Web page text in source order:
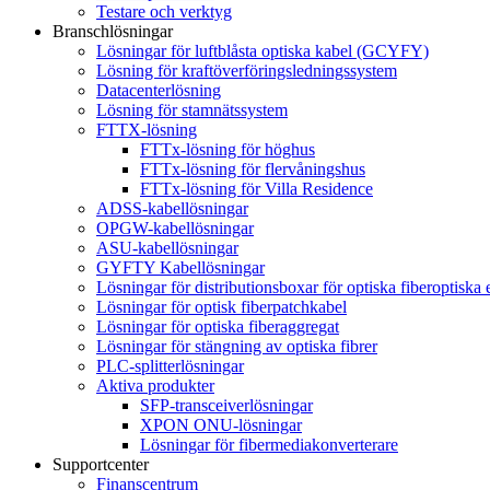
Testare och verktyg
Branschlösningar
Lösningar för luftblåsta optiska kabel (GCYFY)
Lösning för kraftöverföringsledningssystem
Datacenterlösning
Lösning för stamnätssystem
FTTX-lösning
FTTx-lösning för höghus
FTTx-lösning för flervåningshus
FTTx-lösning för Villa Residence
ADSS-kabellösningar
OPGW-kabellösningar
ASU-kabellösningar
GYFTY Kabellösningar
Lösningar för distributionsboxar för optiska fiberoptiska
Lösningar för optisk fiberpatchkabel
Lösningar för optiska fiberaggregat
Lösningar för stängning av optiska fibrer
PLC-splitterlösningar
Aktiva produkter
SFP-transceiverlösningar
XPON ONU-lösningar
Lösningar för fibermediakonverterare
Supportcenter
Finanscentrum